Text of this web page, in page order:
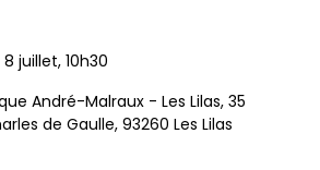
juillet, 10h30
André-Malraux - Les Lilas, 35
de Gaulle, 93260 Les Lilas